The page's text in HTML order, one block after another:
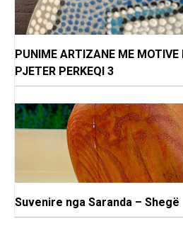
PUNIME ARTIZANE ME
PJETER PERKEQI 3
Suvenire nga Saranda – Shegë